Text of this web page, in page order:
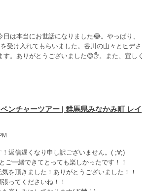
日は本当にお世話になりました😂。やっぱり、
受け入れてもらいました。谷川の山々とヒデさ
す。ありがとうございました😊✋。また、宜しく
ンチャーツアー | 群馬県みなかみ町 レイ
返信遅くなり申し訳ございません。( ;∀;)
ご一緒できてとっても楽しかったです！！
を頂きました！ありがとうございました！！
ってくださいね！！